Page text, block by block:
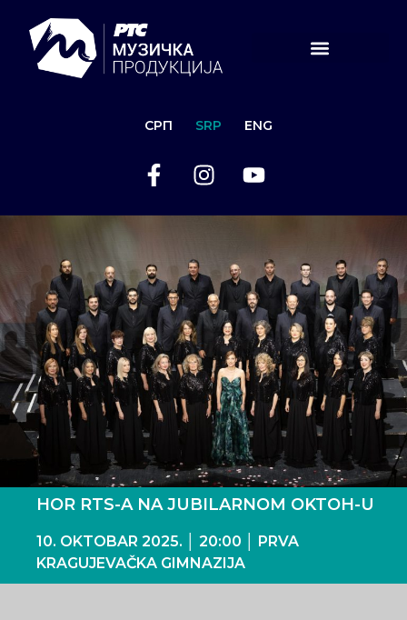
СРП SRP ENG
HOR RTS-A NA JUBILARNOM OKTOH-U
10. OKTOBAR 2025. │ 20:00 │ PRVA
KRAGUJEVAČKA GIMNAZIJA